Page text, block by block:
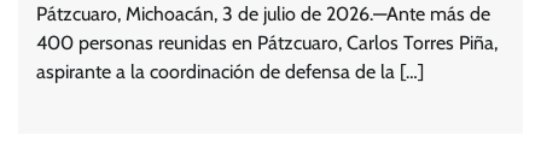
Pátzcuaro, Michoacán, 3 de julio de 2026.—Ante más de
400 personas reunidas en Pátzcuaro, Carlos Torres Piña,
aspirante a la coordinación de defensa de la […]